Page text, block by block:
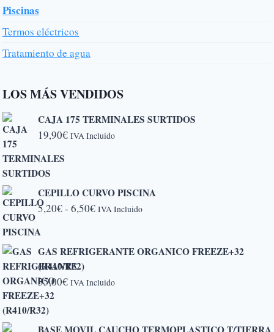
Piscinas
Termos eléctricos
Tratamiento de agua
LOS MÁS VENDIDOS
CAJA 175 TERMINALES SURTIDOS
19,90€ IVA Incluido
CEPILLO CURVO PISCINA
5,20€- 6,50€Rango
desde
hasta
IVA Incluido
GAS REFRIGERANTE ORGANICO FREEZE+32
(R410/R32)
35,00€ IVA Incluido